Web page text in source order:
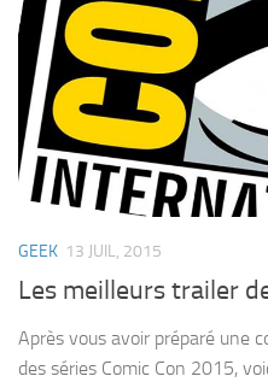
GEEK 13 JUIL, 2015
Les meilleurs trailer
Après vous avoir préparé une
des séries Comic Con 2015,